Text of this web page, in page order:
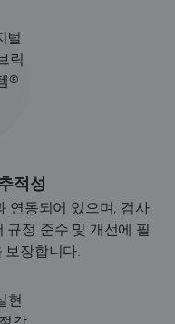
적성
연동되어 있으며, 검사
규정 준수 및 개선에 필
보장합니다.